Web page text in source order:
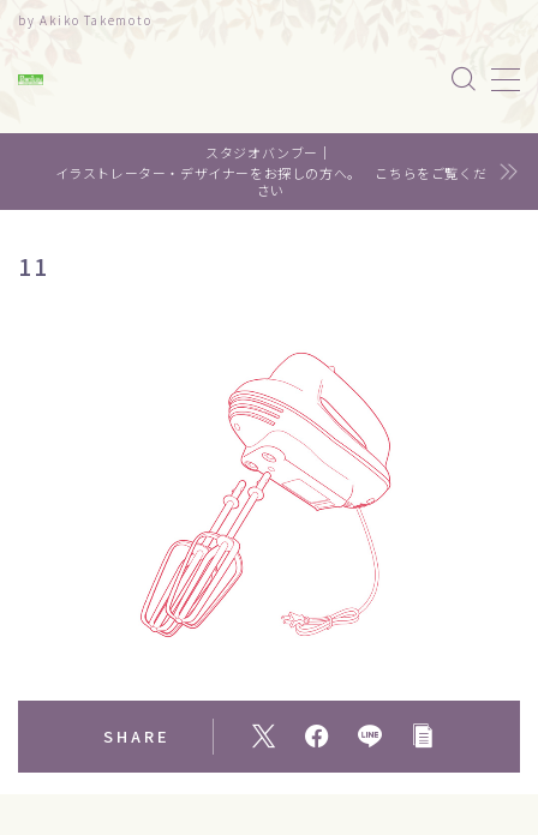
by Akiko Takemoto
MENU
水彩｜食べ物
スタジオバンブー｜
イラストレーター・デザイナーをお探しの方へ。 こちらをご覧くだ
さい
11
SHARE